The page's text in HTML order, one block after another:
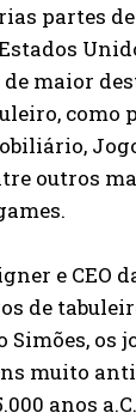
partes de
maior
como
outros
e CEO
de
Simões, os
muito
anos